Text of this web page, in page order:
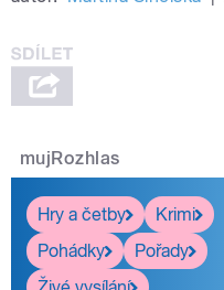
mujRozhlas
Hry a četby
Krimi
Pohádky
Pořady